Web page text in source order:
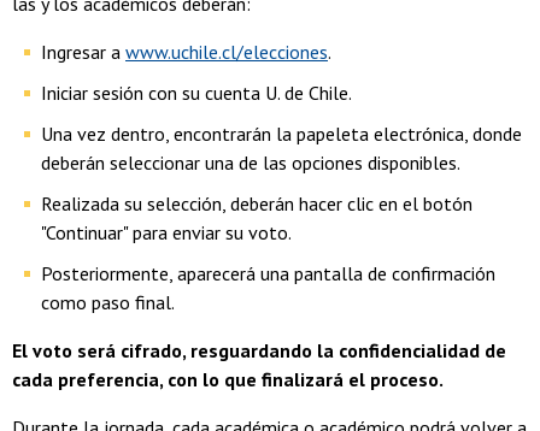
Ingresar a www.uchile.cl/elecciones.
Iniciar sesión con su cuenta U. de Chile.
Una vez dentro, encontrarán la papeleta electrónica, donde
deberán seleccionar una de las opciones disponibles.
Realizada su selección, deberán hacer clic en el botón
"Continuar" para enviar su voto.
Posteriormente, aparecerá una pantalla de confirmación
como paso final.
El voto será cifrado, resguardando la confidencialidad de
cada preferencia, con lo que finalizará el proceso.